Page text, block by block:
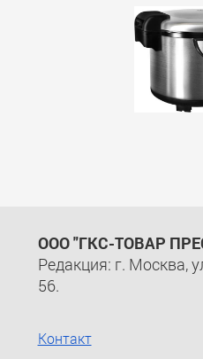
ООО "ГКС-ТОВАР
Редакция: г. Москва,
56.
Контакт